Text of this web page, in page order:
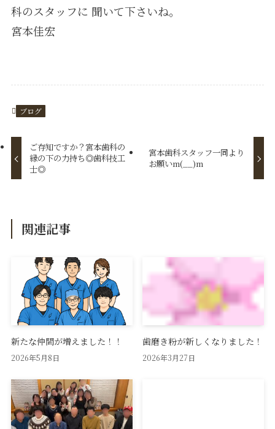
科のスタッフに 聞いて下さいね。
宮本佳宏
ブログ
ご存知ですか？宮本歯科の
縁の下の力持ち◎歯科技工
士◎
宮本歯科スタッフ一同より
お願いm(__)m
関連記事
新たな仲間が増えました！！
2026年5月8日
歯磨き粉が新しくなりました！
2026年3月27日